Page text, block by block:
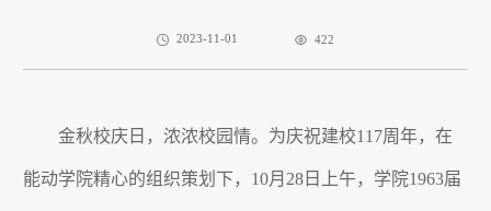
2023-11-01 422
金秋校庆日，浓浓校园情。为庆祝建校117周年，在
能动学院精心的组织策划下， 10月 28 日上午，学院1963届